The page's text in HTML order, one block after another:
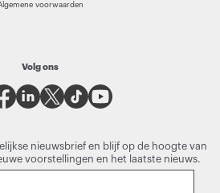
voorwaarden
Volg ons
nieuwsbrief en blijf op de hoogte van
voorstellingen en het laatste nieuws.